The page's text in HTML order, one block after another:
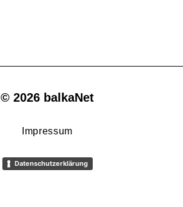
© 2026 balkaNet
Impressum
Datenschutzerklärung